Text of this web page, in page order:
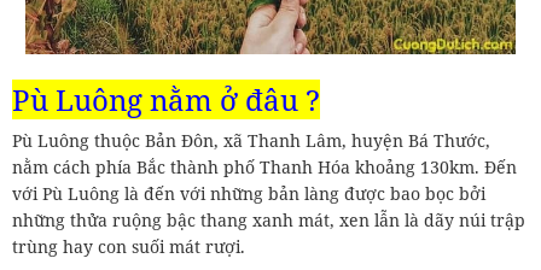
Pù Luông nằm ở đâu ?
Pù Luông thuộc Bản Đôn, xã Thanh Lâm, huyện Bá Thước,
nằm cách phía Bắc thành phố Thanh Hóa khoảng 130km. Đến
với Pù Luông là đến với những bản làng được bao bọc bởi
những thửa ruộng bậc thang xanh mát, xen lẫn là dãy núi trập
trùng hay con suối mát rượi.